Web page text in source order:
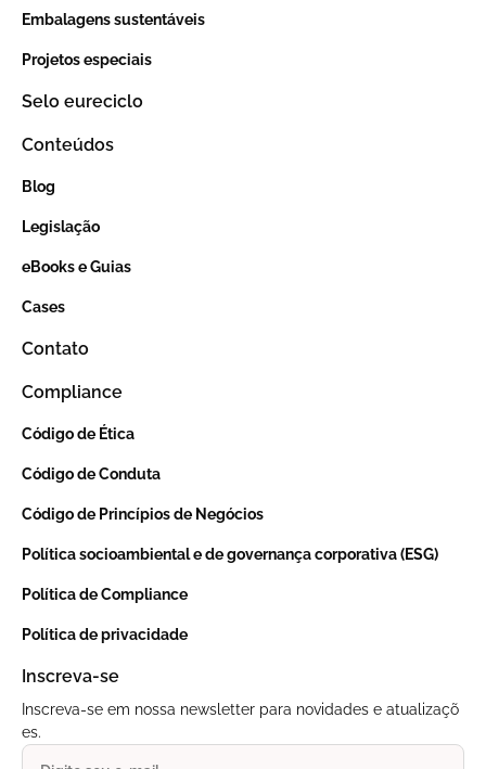
Embalagens sustentáveis
Projetos especiais
Selo eureciclo
Conteúdos
Blog
Legislação
eBooks e Guias
Cases
Contato
Compliance
Código de Ética
Código de Conduta
Código de Princípios de Negócios
Política socioambiental e de governança corporativa (ESG)
Política de Compliance
Política de privacidade
Inscreva-se
Inscreva-se em nossa newsletter para novidades e atualizaçõ
es.